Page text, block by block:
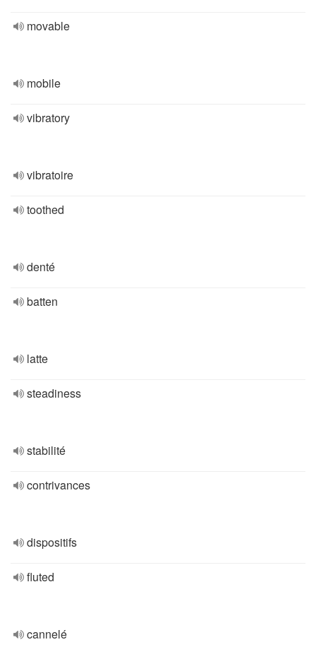
movable
mobile
vibratory
vibratoire
toothed
denté
batten
latte
steadiness
stabilité
contrivances
dispositifs
fluted
cannelé